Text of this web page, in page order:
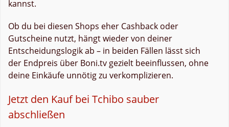
kannst.
Ob du bei diesen Shops eher Cashback oder
Gutscheine nutzt, hängt wieder von deiner
Entscheidungslogik ab – in beiden Fällen lässt sich
der Endpreis über Boni.tv gezielt beeinflussen, ohne
deine Einkäufe unnötig zu verkomplizieren.
Jetzt den Kauf bei Tchibo sauber
abschließen